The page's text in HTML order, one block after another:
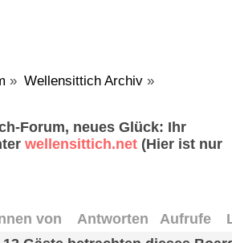
» Wellensittich Archiv»
Forum, neues Glück: Ihr
wellensittich.net (Hier ist nur
von Antworten Aufrufe